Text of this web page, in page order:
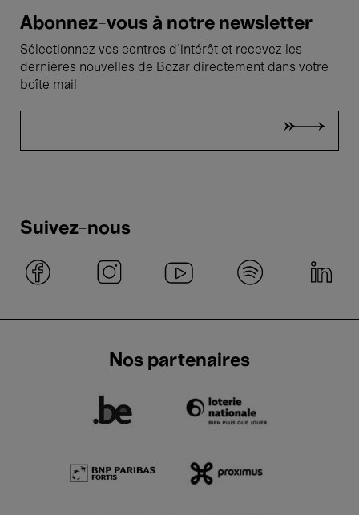
Abonnez-vous à notre newsletter
Sélectionnez vos centres d'intérêt et recevez les
dernières nouvelles de Bozar directement dans votre
boîte mail
Suivez-nous
Nos partenaires